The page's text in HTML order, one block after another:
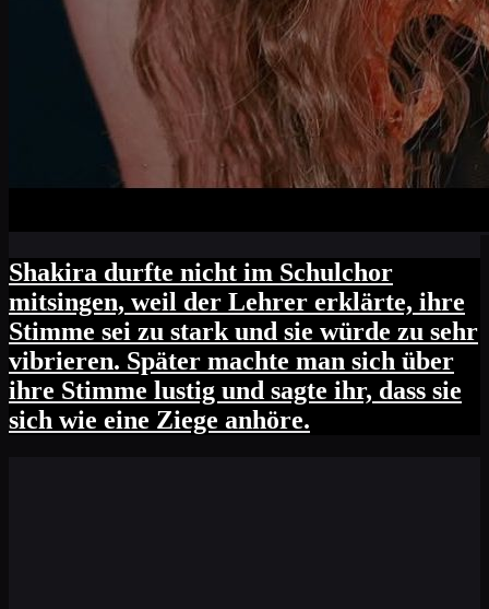
Shakira durfte nicht im Schulchor
mitsingen, weil der Lehrer erklärte, ihre
Stimme sei zu stark und sie würde zu sehr
vibrieren. Später machte man sich über
ihre Stimme lustig und sagte ihr, dass sie
sich wie eine Ziege anhöre.